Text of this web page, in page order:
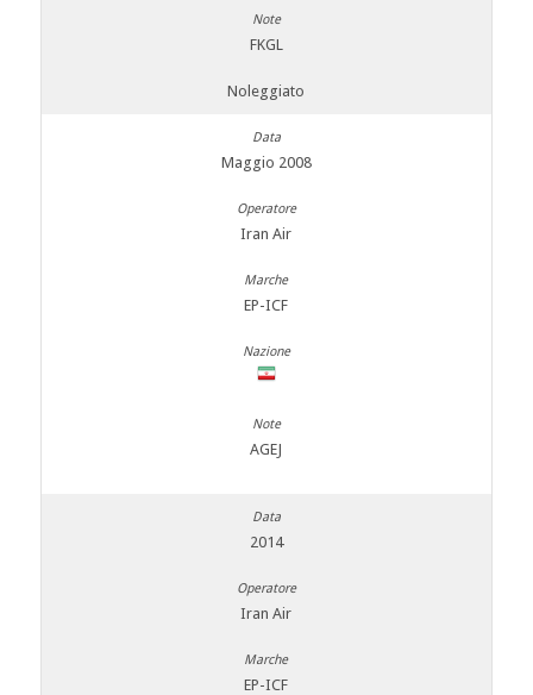
FKGL
Noleggiato
Maggio 2008
Iran Air
EP-ICF
AGEJ
2014
Iran Air
EP-ICF